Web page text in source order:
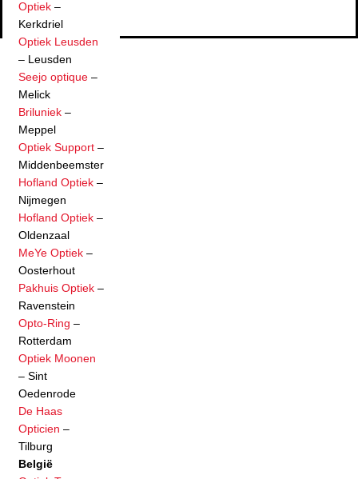
Optiek –
Kerkdriel
Optiek Leusden
– Leusden
Seejo optique –
Melick
Briluniek –
Meppel
Optiek Support –
Middenbeemster
Hofland Optiek –
Nijmegen
Hofland Optiek –
Oldenzaal
MeYe Optiek –
Oosterhout
Pakhuis Optiek –
Ravenstein
Opto-Ring –
Rotterdam
Optiek Moonen
– Sint
Oedenrode
De Haas
Opticien –
Tilburg
België